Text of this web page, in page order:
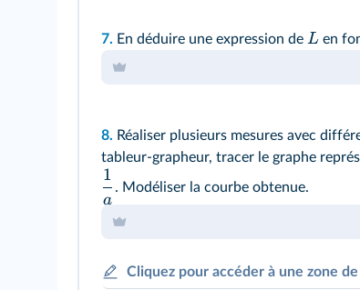
7. En déduire une expression de L en
8. Réaliser plusieurs mesures avec
tableur-grapheur, tracer le graphe
a
1
. Modéliser la courbe obtenue.
Cliquez pour accéder à une zone de